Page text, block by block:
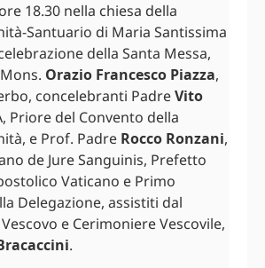
18.30 nella chiesa della
Santuario di Maria Santissima
della Santa Messa,
Orazio Francesco Piazza,
concelebranti PadreVito
Priore del Convento della
e Prof. Padre Rocco Ronzani,
de Jure Sanguinis, Prefetto
Vaticano e Primo
Delegazione, assistiti dal
e Cerimoniere Vescovile,
.